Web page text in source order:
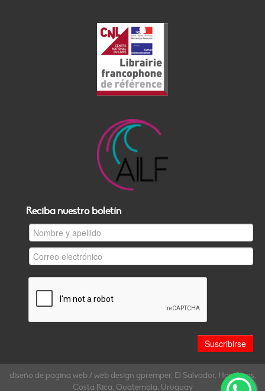
Reciba nuestro boletín
diseño de página web / web design gpremper, El Salvador, Honduras,
Costa Rica, Guatemala, Uruguay